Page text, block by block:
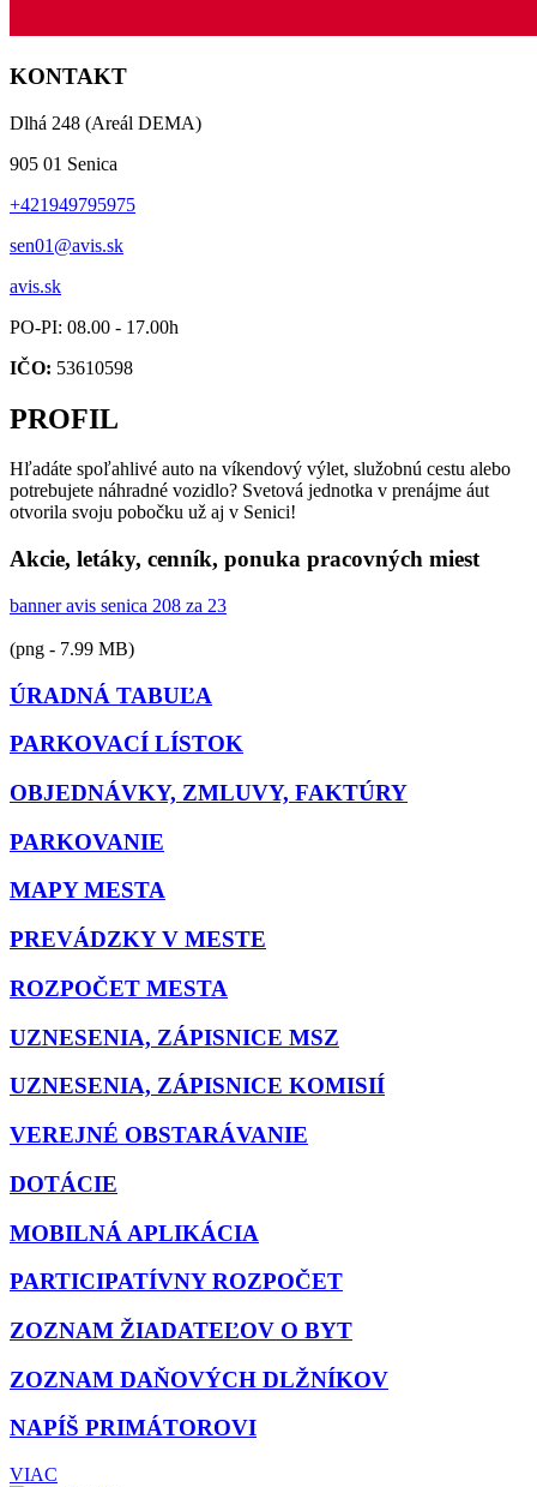
KONTAKT
Dlhá 248 (Areál DEMA)
905 01 Senica
+421949795975
sen01@avis.sk
avis.sk
PO-PI: 08.00 - 17.00h
IČO: 53610598
PROFIL
Hľadáte spoľahlivé auto na víkendový výlet, služobnú cestu alebo
potrebujete náhradné vozidlo? Svetová jednotka v prenájme áut
otvorila svoju pobočku už aj v Senici!
Akcie, letáky, cenník, ponuka pracovných miest
banner avis senica 208 za 23
(png - 7.99 MB)
ÚRADNÁ TABUĽA
PARKOVACÍ LÍSTOK
OBJEDNÁVKY, ZMLUVY, FAKTÚRY
PARKOVANIE
MAPY MESTA
PREVÁDZKY V MESTE
ROZPOČET MESTA
UZNESENIA, ZÁPISNICE MSZ
UZNESENIA, ZÁPISNICE KOMISIÍ
VEREJNÉ OBSTARÁVANIE
DOTÁCIE
MOBILNÁ APLIKÁCIA
PARTICIPATÍVNY ROZPOČET
ZOZNAM ŽIADATEĽOV O BYT
ZOZNAM DAŇOVÝCH DLŽNÍKOV
NAPÍŠ PRIMÁTOROVI
VIAC